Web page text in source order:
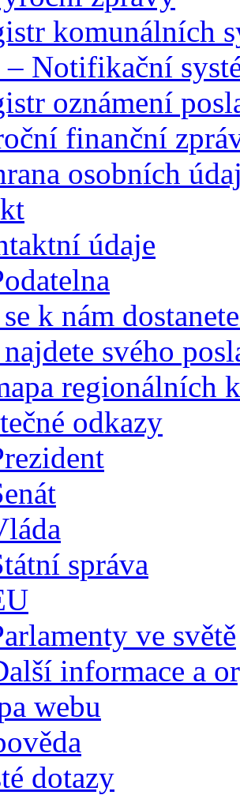
komunálních
– Notifikační
oznámení
finanční
osobních
údaje
k nám
svého
regionálních
odkazy
správa
ve světě
informace a
webu
dotazy